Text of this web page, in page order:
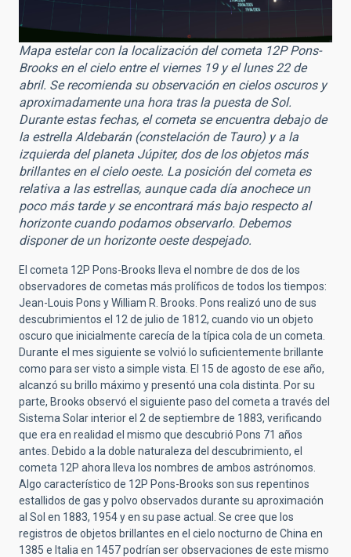
Mapa estelar con la localización del cometa 12P Pons-
Brooks en el cielo entre el viernes 19 y el lunes 22 de
abril. Se recomienda su observación en cielos oscuros y
aproximadamente una hora tras la puesta de Sol.
Durante estas fechas, el cometa se encuentra debajo de
la estrella Aldebarán (constelación de Tauro) y a la
izquierda del planeta Júpiter, dos de los objetos más
brillantes en el cielo oeste. La posición del cometa es
relativa a las estrellas, aunque cada día anochece un
poco más tarde y se encontrará más bajo respecto al
horizonte cuando podamos observarlo. Debemos
disponer de un horizonte oeste despejado.
El cometa 12P Pons-Brooks lleva el nombre de dos de los
observadores de cometas más prolíficos de todos los tiempos:
Jean-Louis Pons y William R. Brooks. Pons realizó uno de sus
descubrimientos el 12 de julio de 1812, cuando vio un objeto
oscuro que inicialmente carecía de la típica cola de un cometa.
Durante el mes siguiente se volvió lo suficientemente brillante
como para ser visto a simple vista. El 15 de agosto de ese año,
alcanzó su brillo máximo y presentó una cola distinta. Por su
parte, Brooks observó el siguiente paso del cometa a través del
Sistema Solar interior el 2 de septiembre de 1883, verificando
que era en realidad el mismo que descubrió Pons 71 años
antes. Debido a la doble naturaleza del descubrimiento, el
cometa 12P ahora lleva los nombres de ambos astrónomos.
Algo característico de 12P Pons-Brooks son sus repentinos
estallidos de gas y polvo observados durante su aproximación
al Sol en 1883, 1954 y en su pase actual. Se cree que los
registros de objetos brillantes en el cielo nocturno de China en
1385 e Italia en 1457 podrían ser observaciones de este mismo